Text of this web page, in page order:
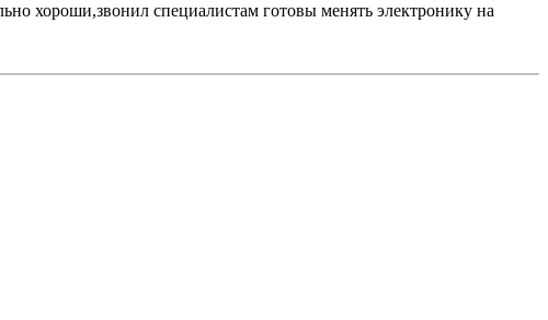
хороши,звонил специалистам готовы менять электронику на